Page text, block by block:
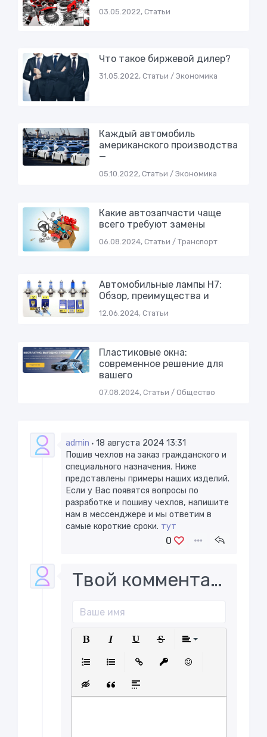
03.05.2022, Статьи
Что такое биржевой дилер?
31.05.2022, Статьи / Экономика
Каждый автомобиль
американского производства
—
05.10.2022, Статьи / Экономика
Какие автозапчасти чаще
всего требуют замены
06.08.2024, Статьи / Транспорт
Автомобильные лампы H7:
Обзор, преимущества и
12.06.2024, Статьи
Пластиковые окна:
современное решение для
вашего
07.08.2024, Статьи / Общество
admin
18 августа 2024 13:31
Пошив чехлов на заказ гражданского и
специального назначения. Ниже
представлены примеры наших изделий.
Если у Вас появятся вопросы по
разработке и пошиву чехлов, напишите
нам в мессенджере и мы ответим в
самые короткие сроки. ​ тут
0
Твой комментарий..
Вставка скрытого текста
Вставка цитаты
Вставка спойлера